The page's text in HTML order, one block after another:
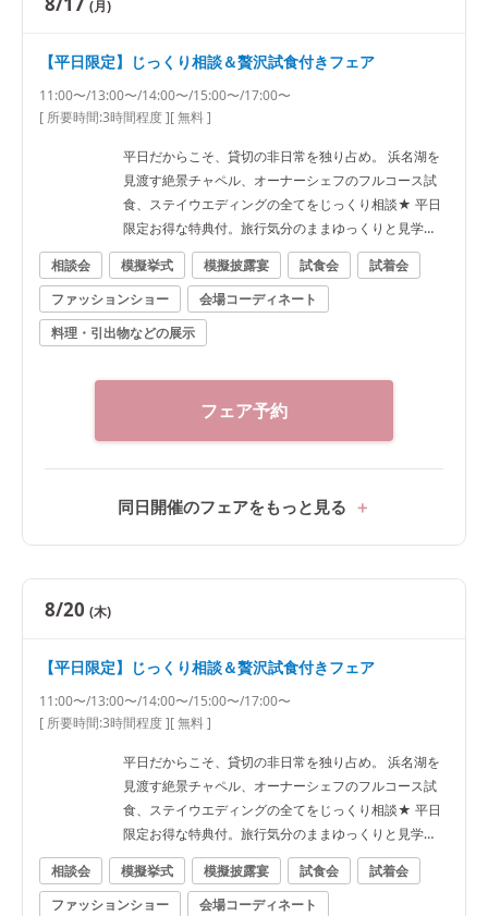
(月)
【平日限定】じっくり相談＆贅沢試食付きフェア
11:00〜/13:00〜/14:00〜/15:00〜/17:00〜
[ 所要時間:3時間程度][ 無料 ]
平日だからこそ、貸切の非日常を独り占め。 浜名湖を
見渡す絶景チャペル、オーナーシェフのフルコース試
食、ステイウエディングの全てをじっくり相談★ 平日
限定お得な特典付。旅行気分のままゆっくりと見学
を！
相談会 模擬挙式 模擬披露宴 試食会
試着会
ファッションショー
会場コーディネート
料理・引出物などの展示
フェア予約
同日開催のフェアをもっと見る
8/20 (木)
【平日限定】じっくり相談＆贅沢試食付きフェア
11:00〜/13:00〜/14:00〜/15:00〜/17:00〜
[ 所要時間:3時間程度][ 無料 ]
平日だからこそ、貸切の非日常を独り占め。 浜名湖を
見渡す絶景チャペル、オーナーシェフのフルコース試
食、ステイウエディングの全てをじっくり相談★ 平日
限定お得な特典付。旅行気分のままゆっくりと見学
を！
相談会 模擬挙式 模擬披露宴 試食会
試着会
ファッションショー
会場コーディネート